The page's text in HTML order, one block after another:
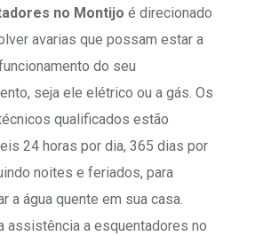
no Montijo é direcionado
avarias que possam estar a
do seu
seja ele elétrico ou a gás. Os
qualificados estão
24 horas por dia, 365 dias por
noites e feriados, para
a água quente em sua casa.
assistência a esquentadores no